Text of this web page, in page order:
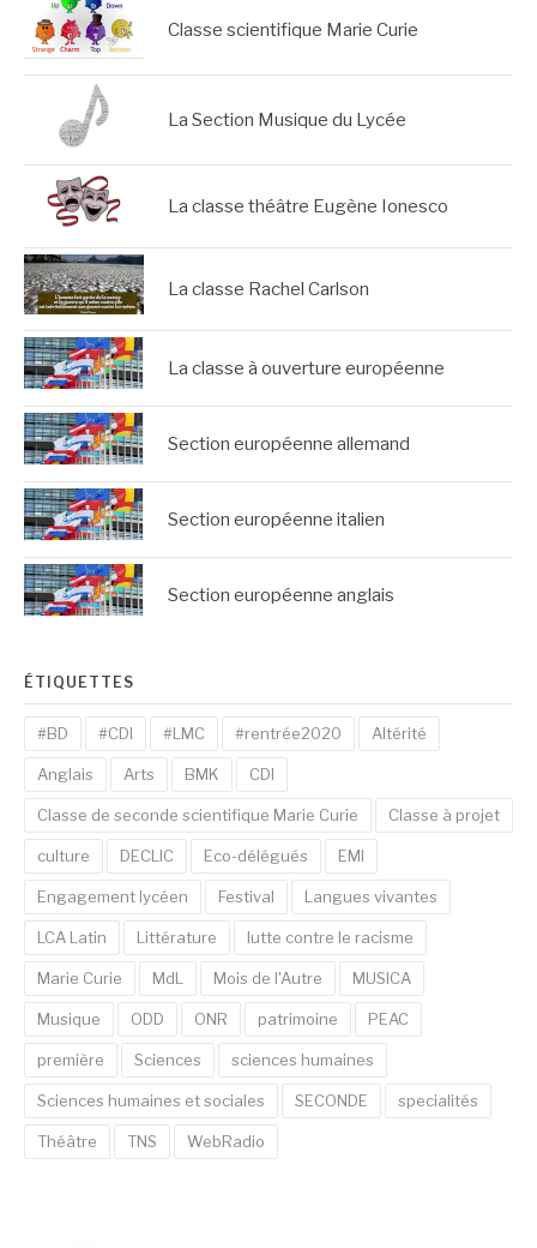
Classe scientifique Marie Curie
La Section Musique du Lycée
La classe théâtre Eugène Ionesco
La classe Rachel Carlson
La classe à ouverture européenne
Section européenne allemand
Section européenne italien
Section européenne anglais
ÉTIQUETTES
#BD #CDI #LMC #rentrée2020 Altérité
Anglais Arts BMK CDI
Classe de seconde scientifique Marie Curie Classe à projet
culture DECLIC Eco-délégués EMI
Engagement lycéen Festival Langues vivantes
LCA Latin Littérature lutte contre le racisme
Marie Curie MdL Mois de l'Autre MUSICA
Musique ODD ONR patrimoine PEAC
première Sciences sciences humaines
Sciences humaines et sociales SECONDE specialités
Théâtre TNS WebRadio